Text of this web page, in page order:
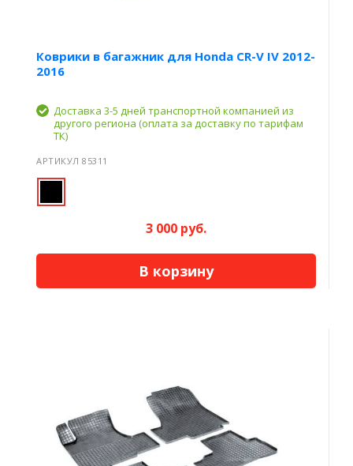
Коврики в багажник для Honda CR-V IV 2012-
2016
Доставка 3-5 дней транспортной компанией из
другого региона (оплата за доставку по тарифам
ТК)
АРТИКУЛ 85311
3 000 руб.
В корзину